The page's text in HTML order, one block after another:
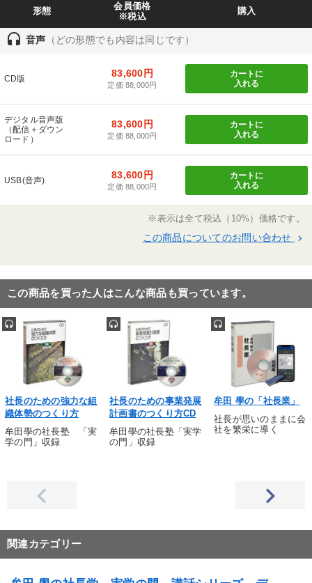
形態
会員価格
※税込
購入
headset 音声 （どの形態でも内容は同じです）
CD版 83,600円
定価 88,000円
カートに
入れる
デジタル音声版
（配信＋ダウン
ロード）
83,600円
定価 88,000円
カートに
入れる
USB(音声) 83,600円
定価 88,000円
カートに
入れる
※表示は全て税込（10%）価格です。
この商品についてのお問い合わせ keyboard_arrow_right
この商品を買った人はこんな商品も買っています。
社長のための強力な組
織体勢のつくり方
牟田學の社長塾 「実
学の門」収録
社長のための事業発展
計画書のつくり方CD
牟田學の社長塾「実学
の門」収録
牟田 學の「社長業」
社長が思いのままに会
社を繁栄に導く
関連カテゴリー